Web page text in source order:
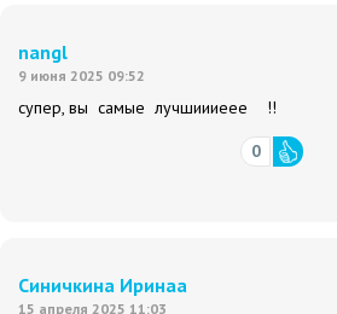
nangl
9 июня 2025 09:52
супер, вы самые лучшиииеее !!
0
Синичкина Иринаа
15 апреля 2025 11:03